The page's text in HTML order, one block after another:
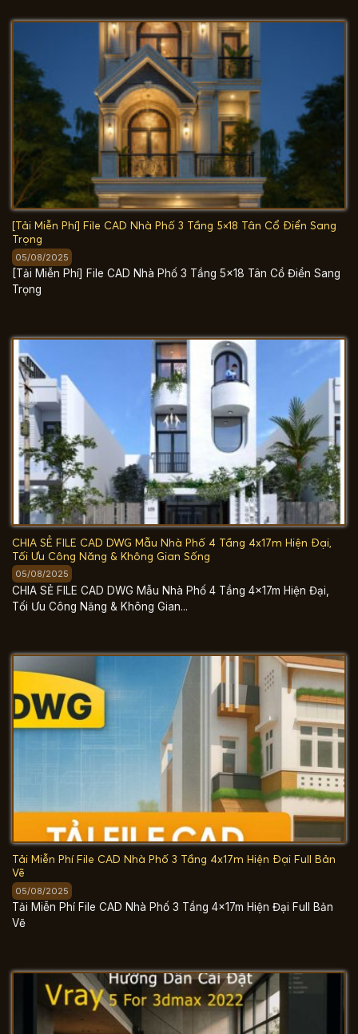
[Tải Miễn Phí] File CAD Nhà Phố 3 Tầng 5×18 Tân Cổ Điển Sang
Trọng
05/08/2025
[Tải Miễn Phí] File CAD Nhà Phố 3 Tầng 5×18 Tân Cổ Điển Sang
Trọng
CHIA SẺ FILE CAD DWG Mẫu Nhà Phố 4 Tầng 4x17m Hiện Đại,
Tối Ưu Công Năng & Không Gian Sống
05/08/2025
CHIA SẺ FILE CAD DWG Mẫu Nhà Phố 4 Tầng 4x17m Hiện Đại,
Tối Ưu Công Năng & Không Gian...
Tải Miễn Phí File CAD Nhà Phố 3 Tầng 4x17m Hiện Đại Full Bản
Vẽ
05/08/2025
Tải Miễn Phí File CAD Nhà Phố 3 Tầng 4x17m Hiện Đại Full Bản
Vẽ